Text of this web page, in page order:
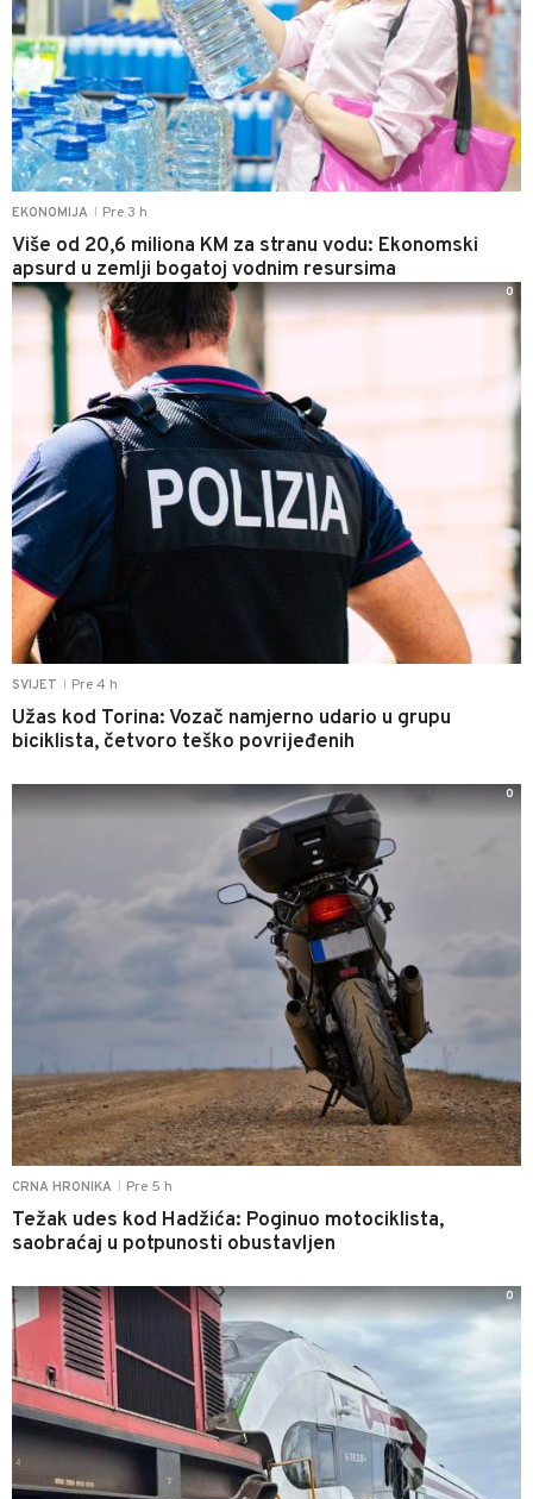
EKONOMIJA Pre 3 h
Više od 20,6 miliona KM za stranu vodu: Ekonomski
apsurd u zemlji bogatoj vodnim resursima
SVIJET Pre 4 h
Užas kod Torina: Vozač namjerno udario u grupu
biciklista, četvoro teško povrijeđenih
0
CRNA HRONIKA Pre 5 h
Težak udes kod Hadžića: Poginuo motociklista,
saobraćaj u potpunosti obustavljen
0
0